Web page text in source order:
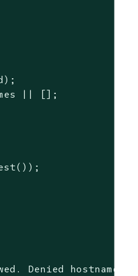
|| [];
Denied hostnames: [